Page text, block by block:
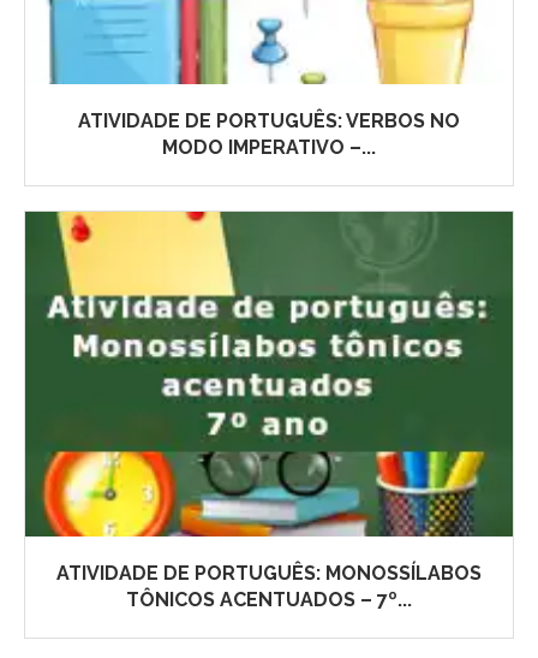
ATIVIDADE DE PORTUGUÊS: VERBOS NO
MODO IMPERATIVO –...
ATIVIDADE DE PORTUGUÊS: MONOSSÍLABOS
TÔNICOS ACENTUADOS – 7º...